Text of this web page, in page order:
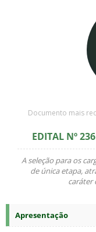
Documento mais
EDITAL Nº
A seleção para os
de única etapa,
caráter
Apresentação